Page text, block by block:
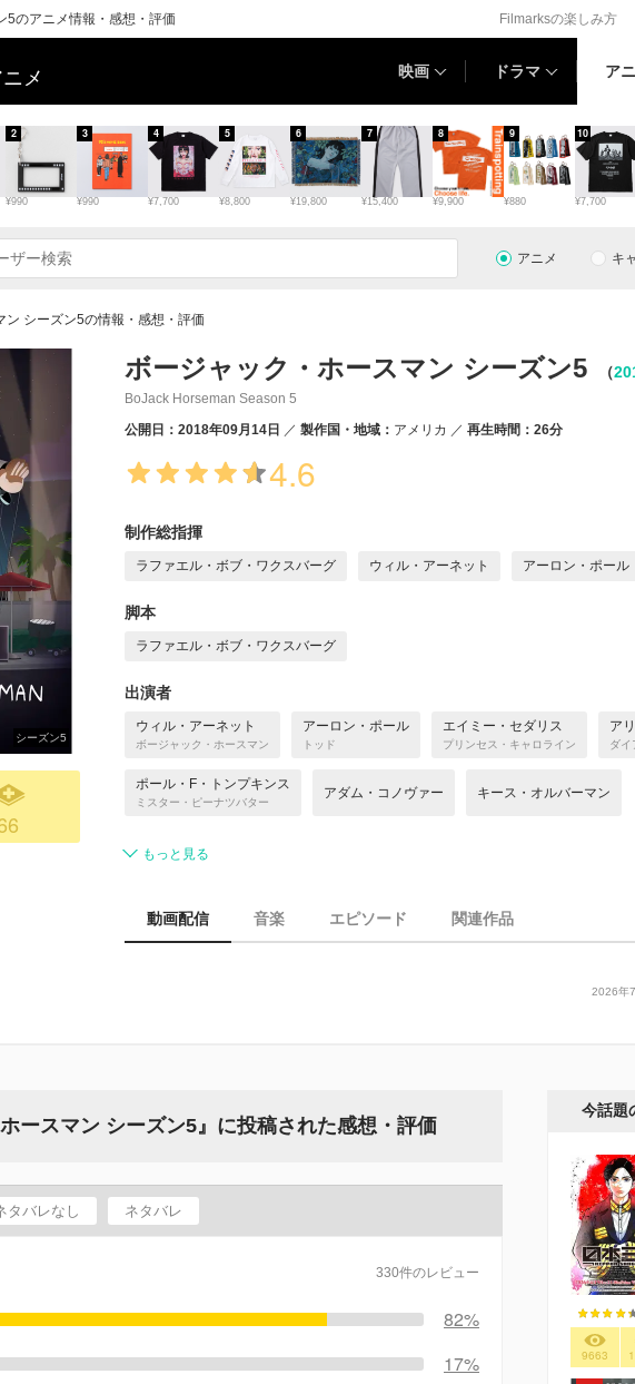
5のアニメ情報・感想・評価 Filmarksの楽しみ方
メ 映画 ドラマ ア
¥990
2
¥990
3
¥7,700
4
¥8,800
5
¥19,800
6
¥15,400
7
¥9,900
8
¥880
9
¥7,700
10
アニメ キ
ン シーズン5の情報・感想・評価
シーズン5
ボージャック・ホースマン シーズン5 （
BoJack Horseman Season 5
公開日：2018年09月14日
製作国・地域： アメリカ 再生時間：26分
4.6
制作総指揮
ラファエル・ボブ・ワクスバーグ ウィル・アーネット アーロン・ポール
脚本
ラファエル・ボブ・ワクスバーグ
出演者
ウィル・アーネット
ボージャック・ホースマン
アーロン・ポール
トッド
エイミー・セダリス
プリンセス・キャロライン
ア
ダイ
ポール・F・トンプキンス
ミスター・ピーナツバター
アダム・コノヴァー キース・オルバーマン
もっと見る
動画配信 音楽 エピソード 関連作品
2026年
ホースマン シーズン5』に投稿された感想・評価
タバレなし ネタバレ
330件のレビュー
82%
17%
今話題
9663